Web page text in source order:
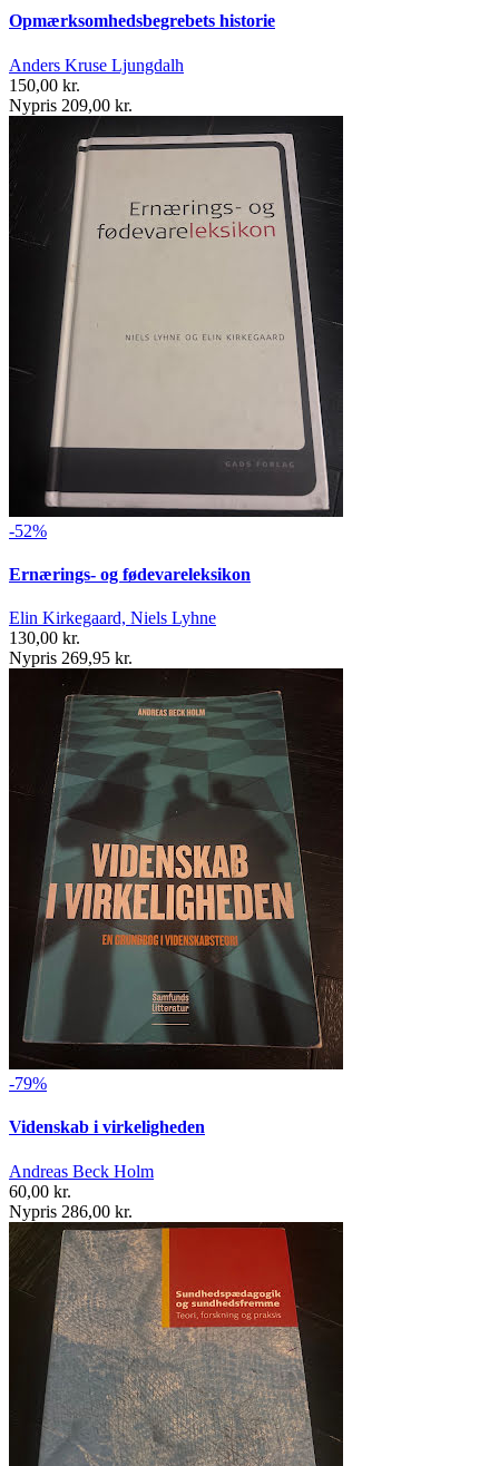
Opmærksomhedsbegrebets historie
Anders Kruse Ljungdalh
150,00 kr.
Nypris 209,00 kr.
-52%
Ernærings- og fødevareleksikon
Elin Kirkegaard, Niels Lyhne
130,00 kr.
Nypris 269,95 kr.
-79%
Videnskab i virkeligheden
Andreas Beck Holm
60,00 kr.
Nypris 286,00 kr.